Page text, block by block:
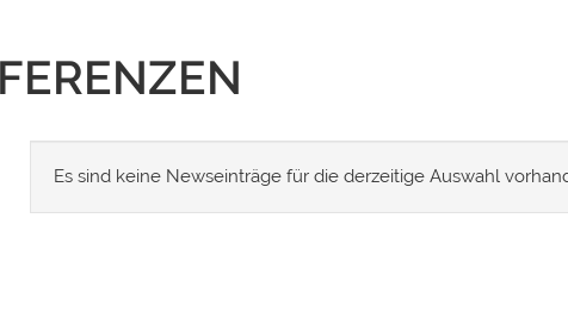
Es sind keine Newseinträge für die derzeitige Auswahl